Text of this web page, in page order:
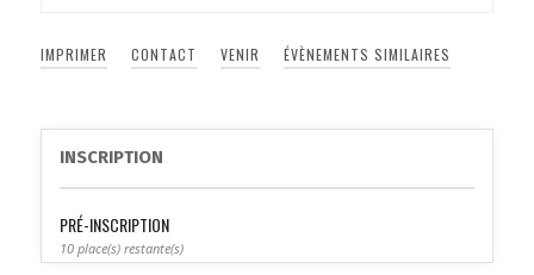
IMPRIMER CONTACT VENIR ÉVÈNEMENTS SIMILAIRES
INSCRIPTION
PRÉ-INSCRIPTION
10 place(s) restante(s)